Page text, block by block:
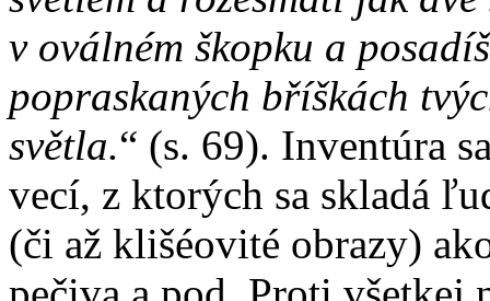
v oválném škopku a
popraskaných bříškách
světla.“ (s. 69). Inventúra
vecí, z ktorých sa skladá
(či až klišéovité obrazy)